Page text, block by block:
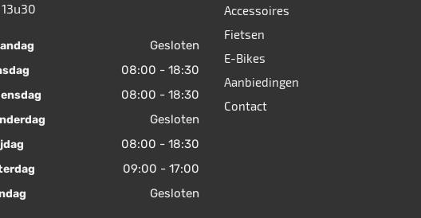
Gesloten
08:00 - 18:30
08:00 - 18:30
Gesloten
08:00 - 18:30
09:00 - 17:00
Gesloten
Accessoires
Fietsen
E-Bikes
Aanbiedingen
Contact